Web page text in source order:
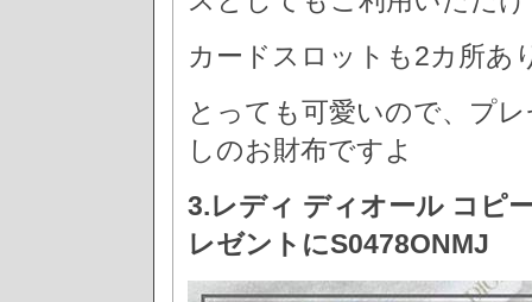
カードスロットも2カ所あ
とっても可愛いので、プ
しのお財布ですよ
3.レディ ディオール コピ
レゼントにS0478ONMJ